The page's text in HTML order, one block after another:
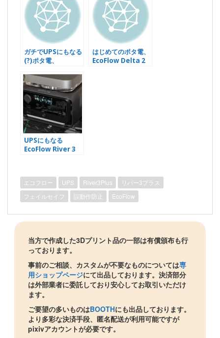
ガチでUPSにもなる
(?)ポタ電、
Plusポチった
はじめてのポタ電、
EcoFlow Delta 2
UPSにもなる
EcoFlow River 3
エコフロー UPS River3Plus
リバー3プラス
フェイルセイフ
誤動作防止 EcoFlow
当方で作成した3Dプリント品の一部は有償頒布も行
っております。
事前のご相談、カスタムが不要なものについては専
用ショップページにて出品しております。決済部分
は外部業者に委託しており安心してお取引いただけ
ます。
ご要望の多いものはBOOTHにも出品しております。
より多彩な決済手段、匿名配送が利用可能ですが
pixivアカウントが必要です。